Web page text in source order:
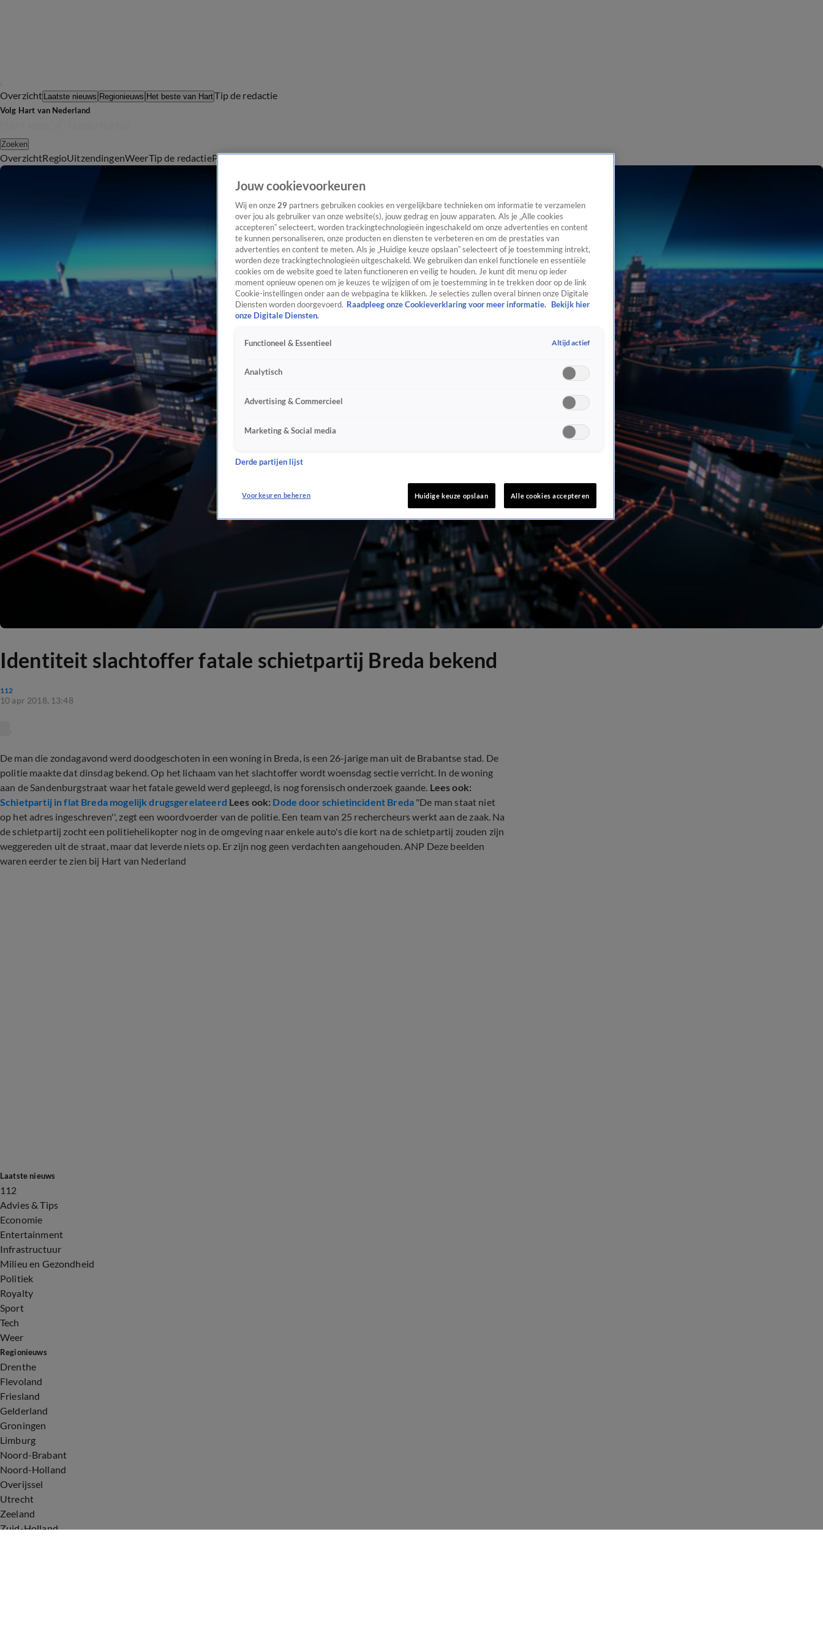
Overzicht Laatste nieuws Regionieuws Het beste van HartTip de redactie
Volg Hart van Nederland
Zoeken
OverzichtRegioUitzendingenWeerTip de redactiePanelVideo's
Identiteit slachtoffer fatale schietpartij Breda bekend
112
10 apr 2018, 13:48
De man die zondagavond werd doodgeschoten in een woning in Breda, is een 26-jarige man uit de Brabantse stad. De
politie maakte dat dinsdag bekend. Op het lichaam van het slachtoffer wordt woensdag sectie verricht. In de woning
aan de Sandenburgstraat waar het fatale geweld werd gepleegd, is nog forensisch onderzoek gaande. Lees ook:
Schietpartij in flat Breda mogelijk drugsgerelateerd Lees ook: Dode door schietincident Breda "De man staat niet
op het adres ingeschreven'', zegt een woordvoerder van de politie. Een team van 25 rechercheurs werkt aan de zaak. Na
de schietpartij zocht een politiehelikopter nog in de omgeving naar enkele auto's die kort na de schietpartij zouden zijn
weggereden uit de straat, maar dat leverde niets op. Er zijn nog geen verdachten aangehouden. ANP Deze beelden
waren eerder te zien bij Hart van Nederland
Laatste nieuws
112
Advies & Tips
Economie
Entertainment
Infrastructuur
Milieu en Gezondheid
Politiek
Royalty
Sport
Tech
Weer
Regionieuws
Drenthe
Flevoland
Friesland
Gelderland
Groningen
Limburg
Noord-Brabant
Noord-Holland
Overijssel
Utrecht
Zeeland
Zuid-Holland
Jouw cookievoorkeuren
Wij en onze 29 partners gebruiken cookies en vergelijkbare technieken om informatie te verzamelen
over jou als gebruiker van onze website(s), jouw gedrag en jouw apparaten. Als je „Alle cookies
accepteren” selecteert, worden trackingtechnologieën ingeschakeld om onze advertenties en content
te kunnen personaliseren, onze producten en diensten te verbeteren en om de prestaties van
advertenties en content te meten. Als je „Huidige keuze opslaan” selecteert of je toestemming intrekt,
worden deze trackingtechnologieën uitgeschakeld. We gebruiken dan enkel functionele en essentiële
cookies om de website goed te laten functioneren en veilig te houden. Je kunt dit menu op ieder
moment opnieuw openen om je keuzes te wijzigen of om je toestemming in te trekken door op de link
Cookie-instellingen onder aan de webpagina te klikken. Je selecties zullen overal binnen onze Digitale
Diensten worden doorgevoerd. Raadpleeg onze Cookieverklaring voor meer informatie.
Bekijk hier
onze Digitale Diensten.
Functioneel & Essentieel Altijd actief
Analytisch
Advertising & Commercieel
Marketing & Social media
Derde partijen lijst
Voorkeuren beheren Huidige keuze opslaan Alle cookies accepteren